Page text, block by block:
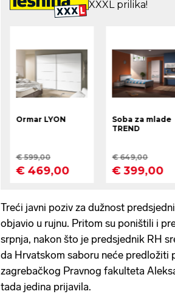
Treći javni poziv za dužnost
objavio u rujnu. Pritom su poništili i
srpnja, nakon što je predsjednik RH
da Hrvatskom saboru neće predložiti
zagrebačkog Pravnog fakulteta
tada jedina prijavila.